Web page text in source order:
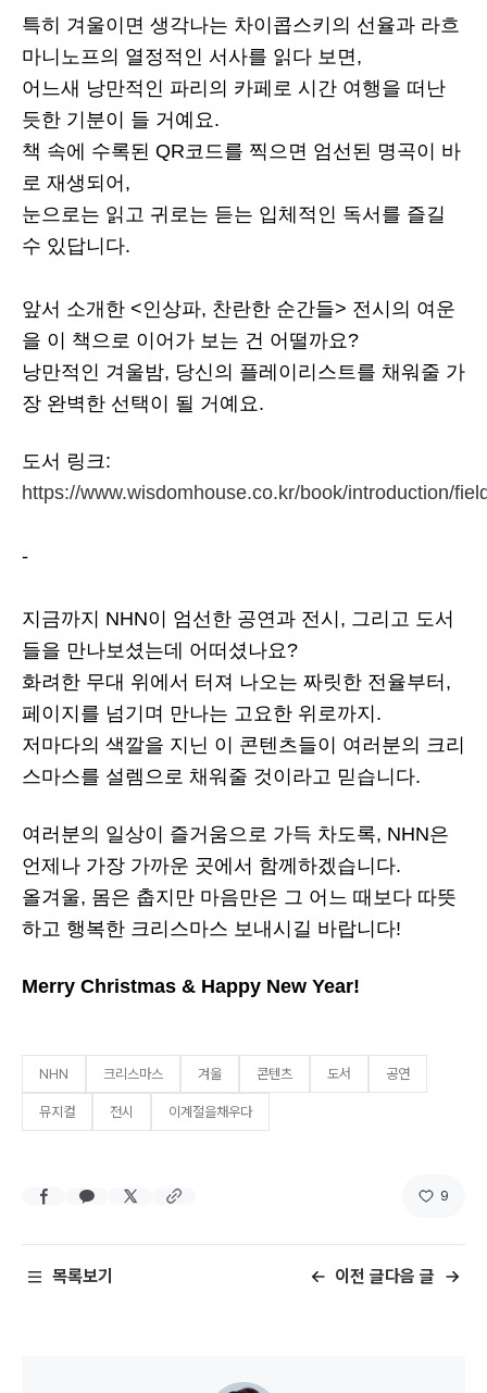
특히 겨울이면 생각나는 차이콥스키의 선율과 라흐
마니노프의 열정적인 서사를 읽다 보면,
어느새 낭만적인 파리의 카페로 시간 여행을 떠난
듯한 기분이 들 거예요.
책 속에 수록된 QR코드를 찍으면 엄선된 명곡이 바
로 재생되어,
눈으로는 읽고 귀로는 듣는 입체적인 독서를 즐길
수 있답니다.
앞서 소개한 <인상파, 찬란한 순간들> 전시의 여운
을 이 책으로 이어가 보는 건 어떨까요?
낭만적인 겨울밤, 당신의 플레이리스트를 채워줄 가
장 완벽한 선택이 될 거예요.
도서 링크:
https://www.wisdomhouse.co.kr/book/introduction/
-
지금까지 NHN이 엄선한 공연과 전시, 그리고 도서
들을 만나보셨는데 어떠셨나요?
화려한 무대 위에서 터져 나오는 짜릿한 전율부터,
페이지를 넘기며 만나는 고요한 위로까지.
저마다의 색깔을 지닌 이 콘텐츠들이 여러분의 크리
스마스를 설렘으로 채워줄 것이라고 믿습니다.
여러분의 일상이 즐거움으로 가득 차도록, NHN은
언제나 가장 가까운 곳에서 함께하겠습니다.
올겨울, 몸은 춥지만 마음만은 그 어느 때보다 따뜻
하고 행복한 크리스마스 보내시길 바랍니다!
Merry Christmas & Happy New Year!
NHN 크리스마스 겨울 콘텐츠 도서 공연
뮤지컬 전시 이계절을채우다
9
목록보기 이전 글다음 글